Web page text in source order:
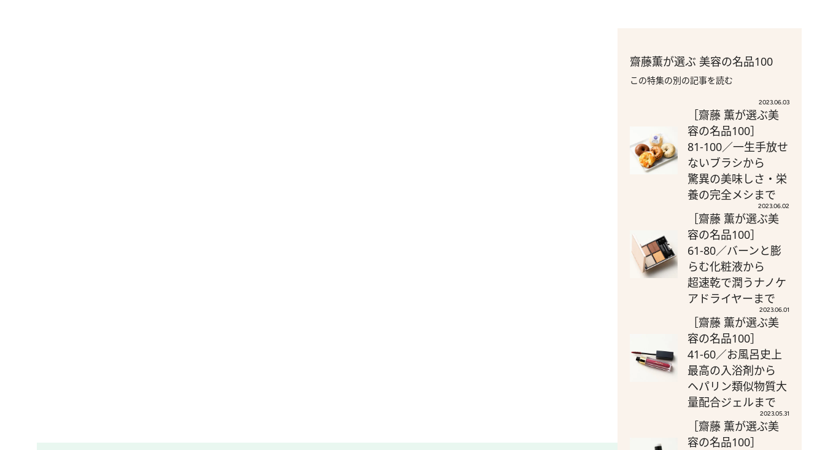
齋藤薫が選ぶ 美容の名品100
この特集の別の記事を読む
2023.06.03
［齋藤 薫が選ぶ美
容の名品100］
81-100／一生手放せ
ないブラシから
驚異の美味しさ・栄
養の完全メシまで
2023.06.02
［齋藤 薫が選ぶ美
容の名品100］
61-80／バーンと膨
らむ化粧液から
超速乾で潤うナノケ
アドライヤーまで
2023.06.01
［齋藤 薫が選ぶ美
容の名品100］
41-60／お風呂史上
最高の入浴剤から
ヘパリン類似物質大
量配合ジェルまで
2023.05.31
［齋藤 薫が選ぶ美
容の名品100］